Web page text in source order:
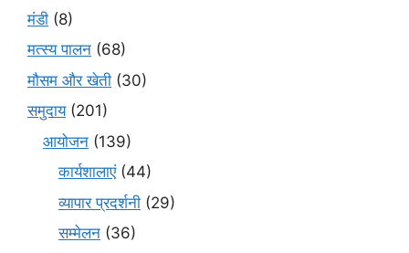
मंडी (8)
मत्स्य पालन (68)
मौसम और खेती (30)
समुदाय(201)
आयोजन (139)
कार्यशालाएं(44)
व्यापार प्रदर्शनी (29)
सम्मेलन (36)